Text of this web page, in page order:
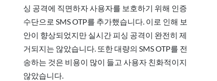
싱 공격에 직면하자 사용자를 보호하기 위해 인증
수단으로 SMS OTP를 추가했습니다. 이로 인해 보
안이 향상되었지만 실시간 피싱 공격이 완전히 제
거되지는 않았습니다. 또한 대량의 SMS OTP를 전
송하는 것은 비용이 많이 들고 사용자 친화적이지
않았습니다.